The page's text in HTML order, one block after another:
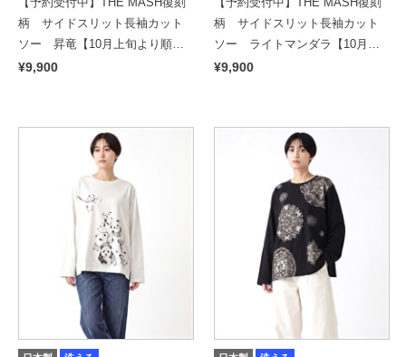
柄 サイドスリット長袖カット
ソー 昇竜【10月上旬より順次
発送予定】
¥9,900
柄 サイドスリット長袖カット
ソー ライトマンダラ【10月上
旬より順次発送予定】
¥9,900